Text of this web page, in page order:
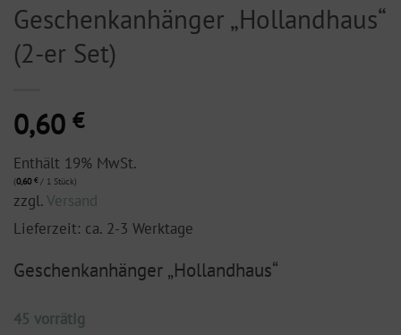
Geschenkanhänger „Hollandhaus“
(2-er Set)
0,60 €
Enthält 19% MwSt.
(0,60 €/ 1 Stück)
zzgl.Versand
Lieferzeit: ca. 2-3 Werktage
Geschenkanhänger „Hollandhaus“
45 vorrätig